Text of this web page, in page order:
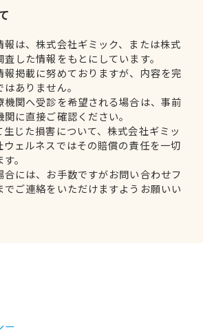
報は、株式会社ギミック、または株式
した情報をもとにしています。
報掲載に努めておりますが、内容を完
ありません。
機関へ受診を希望される場合は、事前
に直接ご確認ください。
生じた損害について、株式会社ギミッ
ウェルネスではその賠償の責任を一切
。
には、お手数ですがお問い合わせフ
でご連絡をいただけますようお願いい
ー